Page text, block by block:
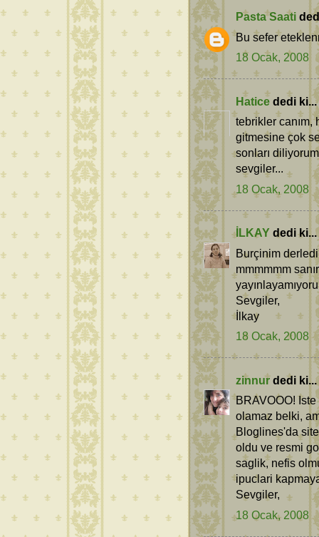
Pasta Saati
Bu sefer
18 Ocak, 2008
Hatice dedi ki...
tebrikler
gitmesine çok
sonları
sevgiler...
18 Ocak, 2008
İLKAY dedi ki...
Burçinim
mmmmmm
Sevgiler,
İlkay
18 Ocak, 2008
zinnurdedi ki...
BRAVOOO!
olamaz belki,
Bloglines'da
oldu ve resmi
saglik, nefis
ipuclari
Sevgiler,
18 Ocak, 2008